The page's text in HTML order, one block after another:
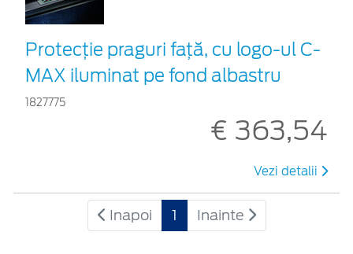
Protecţie praguri faţă, cu logo-ul C-
MAX iluminat pe fond albastru
1827775
€ 363,54
Vezi detalii
Inapoi 1 Inainte